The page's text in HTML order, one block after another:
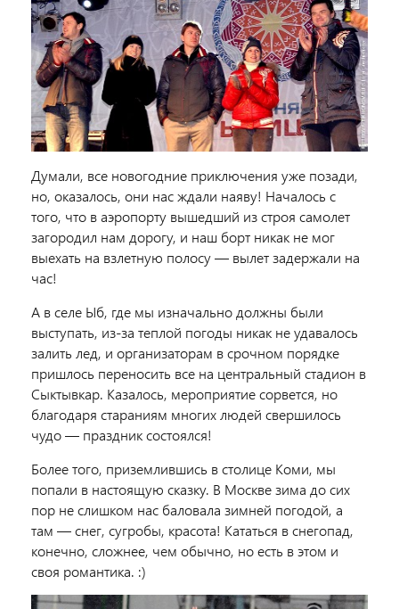
Думали, все новогодние приключения уже позади,
но, оказалось, они нас ждали наяву! Началось с
того, что в аэропорту вышедший из строя самолет
загородил нам дорогу, и наш борт никак не мог
выехать на взлетную полосу — вылет задержали на
час!
А в селе Ыб, где мы изначально должны были
выступать, из-за теплой погоды никак не удавалось
залить лед, и организаторам в срочном порядке
пришлось переносить все на центральный стадион в
Сыктывкар. Казалось, мероприятие сорвется, но
благодаря стараниям многих людей свершилось
чудо — праздник состоялся!
Более того, приземлившись в столице Коми, мы
попали в настоящую сказку. В Москве зима до сих
пор не слишком нас баловала зимней погодой, а
там — снег, сугробы, красота! Кататься в снегопад,
конечно, сложнее, чем обычно, но есть в этом и
своя романтика. :)